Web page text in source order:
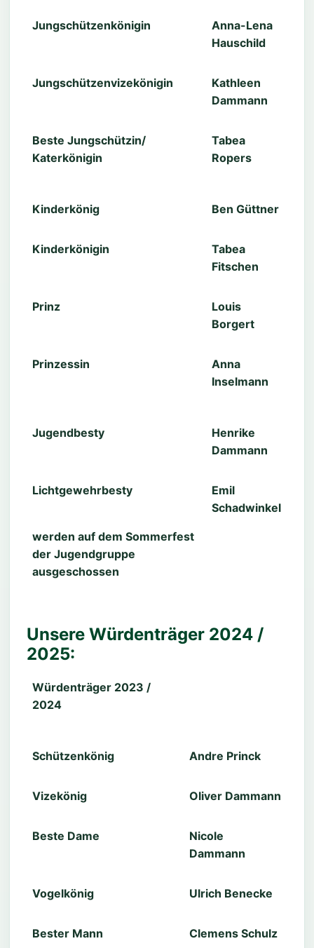
Jungschützenkönigin
Anna-Lena
Hauschild
Jungschützenvizekönigin
Kathleen
Dammann
Beste Jungschützin/
Katerkönigin
Tabea
Ropers
Kinderkönig Ben Güttner
Kinderkönigin
Tabea
Fitschen
Prinz
Louis
Borgert
Prinzessin
Anna
Inselmann
Jugendbesty
Henrike
Dammann
Lichtgewehrbesty
Emil
Schadwinkel
werden auf dem Sommerfest
der Jugendgruppe
ausgeschossen
Unsere Würdenträger 2024 /
2025:
Würdenträger 2023 /
2024
Schützenkönig Andre Princk
Vizekönig Oliver Dammann
Beste Dame
Nicole
Dammann
Vogelkönig Ulrich Benecke
Bester Mann Clemens Schulz